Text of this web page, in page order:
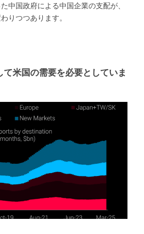
中国政府による中国企業の支配が、
りつつあります。
て米国の需要を必要としていま